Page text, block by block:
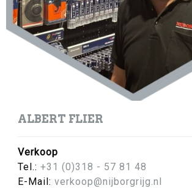
ALBERT FLIER
Verkoop
Tel.: +31 (0)318 - 57 81 48
E-Mail: verkoop@nijborgrijg.nl